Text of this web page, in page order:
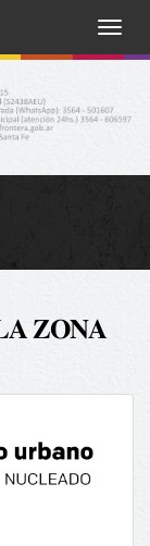
Toggle
𝐙𝐎𝐍𝐀